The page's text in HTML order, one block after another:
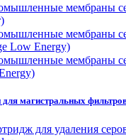
мембраны
мембраны
Low Energy)
мембраны
магистральных
для удаления